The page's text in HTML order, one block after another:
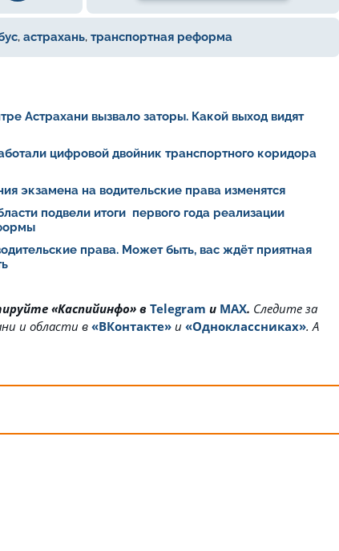
, астрахань, транспортная реформа
Астрахани вызвало заторы. Какой выход видят
цифровой двойник транспортного коридора
экзамена на водительские права изменятся
подвели итоги первого года реализации
права. Может быть, вас ждёт приятная
«Каспийинфо» в Telegram и MAX. Cледите за
и области в «ВКонтакте» и «Одноклассниках». А